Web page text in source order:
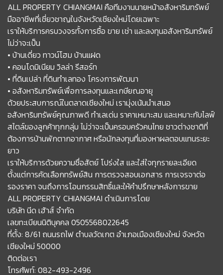
ALL PROPERTY CHIANGMAI คือทีมงานนายหน้าอสังหาริมทรัพย์
มืออาชีพที่เชี่ยวชาญในจังหวัดเชียงใหม่โดยเฉพาะ
เราให้บริการครบวงจรทั้งการซื้อ ขาย เช่า และลงทุนอสังหาริมทรัพย์
ไม่ว่าจะเป็น
• บ้านเดี่ยว ทาวน์โฮม บ้านแฝด
• คอนโดมิเนียม วิลล่า รีสอร์ท
• ที่ดินเปล่า ที่ดินทำเลทอง โครงการพัฒนา
• อสังหาริมทรัพย์เพื่อการลงทุนและเกษียณอายุ
ด้วยประสบการณ์ในตลาดเชียงใหม่ เรามุ่งเน้นนำเสนอ
อสังหาริมทรัพย์คุณภาพดี ทำเลเด่น ราคาเหมาะสม และเหมาะกับไลฟ์
สไตล์ของลูกค้าทุกกลุ่ม ไม่ว่าจะเป็นครอบครัวคนไทย ชาวต่างชาติที่
ต้องการบ้านพักตากอากาศ หรือนักลงทุนที่มองหาผลตอบแทนระยะ
ยาว
เราให้บริการด้วยความซื่อสัตย์ โปร่งใส และใส่ใจทุกรายละเอียด
ตั้งแต่การคัดเลือกทรัพย์สิน การตรวจสอบเอกสาร การเจรจาต่อ
รองราคา จนถึงการโอนกรรมสิทธิ์และให้คำปรึกษาหลังการขาย
ALL PROPERTY CHIANGMAI ดำเนินการโดย
บริษัท นีด เฮ้าส์ จำกัด
เลขทะเบียนนิติบุคคล 0505568022645
ที่ตั้ง: 8/61 ถนนรถไฟ ตำบลวัดเกต อำเภอเมืองเชียงใหม่ จังหวัด
เชียงใหม่ 50000
ติดต่อเรา
โทรศัพท์: 082-493-2496